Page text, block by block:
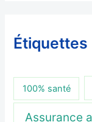
Étiquettes
100% santé
Assurance